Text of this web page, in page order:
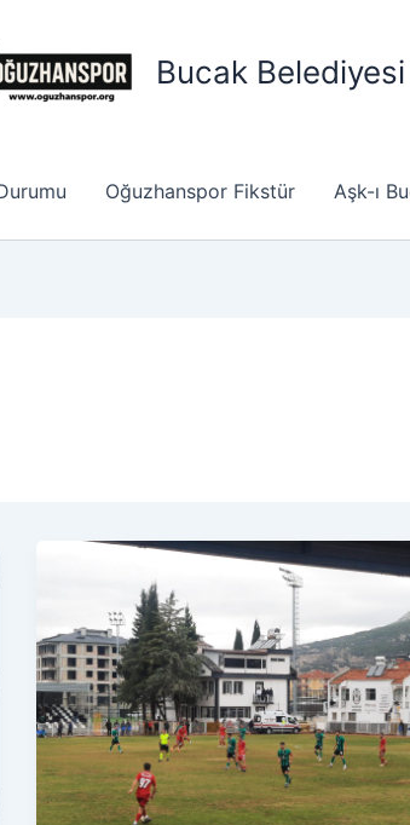
Bucak
Oğuzhanspor Fikstür Aşk-ı